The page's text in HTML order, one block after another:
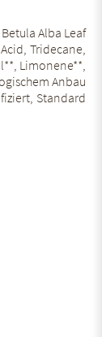
Alba Leaf
Tridecane,
Limonene**,
Anbau
Standard